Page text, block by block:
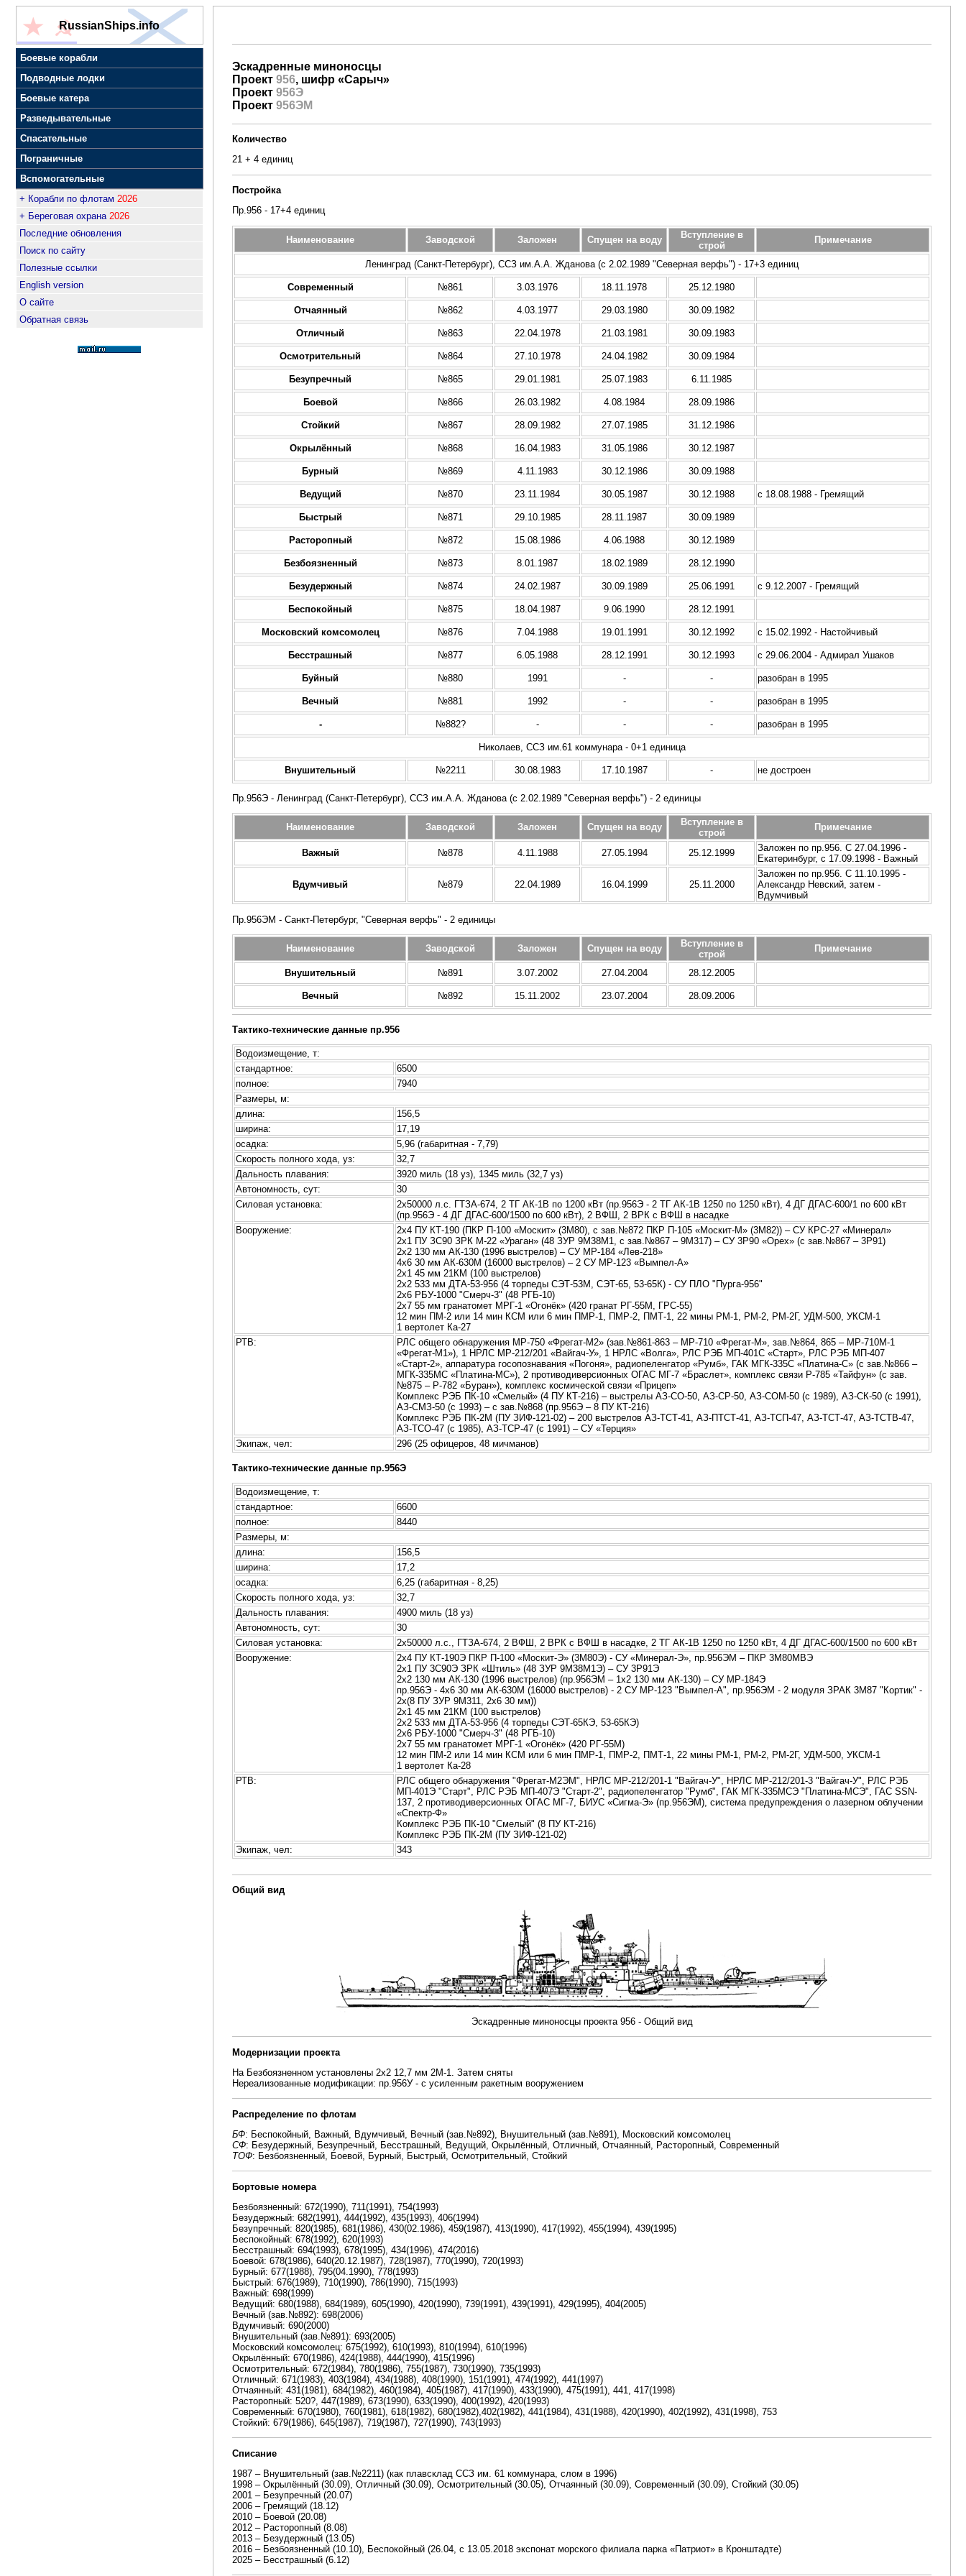
RussianShips.info
Боевые корабли
Подводные лодки
Боевые катера
Разведывательные
Спасательные
Пограничные
Вспомогательные
+ Корабли по флотам 2026
+ Береговая охрана 2026
Последние обновления
Поиск по сайту
Полезные ссылки
English version
О сайте
Обратная связь
Эскадренные миноносцы
Проект 956, шифр «Сарыч»
Проект 956Э
Проект 956ЭМ
Количество
21 + 4 единиц
Постройка
Пр.956 - 17+4 единиц
Наименование Заводской Заложен Спущен на воду
Вступление в
строй
Примечание
Ленинград (Санкт-Петербург), ССЗ им.А.А. Жданова (с 2.02.1989 "Северная верфь") - 17+3 единиц
Современный №861 3.03.1976 18.11.1978 25.12.1980
Отчаянный №862 4.03.1977 29.03.1980 30.09.1982
Отличный №863 22.04.1978 21.03.1981 30.09.1983
Осмотрительный №864 27.10.1978 24.04.1982 30.09.1984
Безупречный №865 29.01.1981 25.07.1983 6.11.1985
Боевой №866 26.03.1982 4.08.1984 28.09.1986
Стойкий №867 28.09.1982 27.07.1985 31.12.1986
Окрылённый №868 16.04.1983 31.05.1986 30.12.1987
Бурный №869 4.11.1983 30.12.1986 30.09.1988
Ведущий №870 23.11.1984 30.05.1987 30.12.1988 с 18.08.1988 - Гремящий
Быстрый №871 29.10.1985 28.11.1987 30.09.1989
Расторопный №872 15.08.1986 4.06.1988 30.12.1989
Безбоязненный №873 8.01.1987 18.02.1989 28.12.1990
Безудержный №874 24.02.1987 30.09.1989 25.06.1991 с 9.12.2007 - Гремящий
Беспокойный №875 18.04.1987 9.06.1990 28.12.1991
Московский комсомолец №876 7.04.1988 19.01.1991 30.12.1992 с 15.02.1992 - Настойчивый
Бесстрашный №877 6.05.1988 28.12.1991 30.12.1993 с 29.06.2004 - Адмирал Ушаков
Буйный №880 1991 - - разобран в 1995
Вечный №881 1992 - - разобран в 1995
- №882? - - - разобран в 1995
Николаев, ССЗ им.61 коммунара - 0+1 единица
Внушительный №2211 30.08.1983 17.10.1987 - не достроен
Пр.956Э - Ленинград (Санкт-Петербург), ССЗ им.А.А. Жданова (с 2.02.1989 "Северная верфь") - 2 единицы
Наименование Заводской Заложен Спущен на воду
Вступление в
строй
Примечание
Важный №878 4.11.1988 27.05.1994 25.12.1999
Заложен по пр.956. С 27.04.1996 -
Екатеринбург, с 17.09.1998 - Важный
Вдумчивый №879 22.04.1989 16.04.1999 25.11.2000
Заложен по пр.956. С 11.10.1995 -
Александр Невский, затем -
Вдумчивый
Пр.956ЭМ - Санкт-Петербург, "Северная верфь" - 2 единицы
Наименование Заводской Заложен Спущен на воду
Вступление в
строй
Примечание
Внушительный №891 3.07.2002 27.04.2004 28.12.2005
Вечный №892 15.11.2002 23.07.2004 28.09.2006
Тактико-технические данные пр.956
Водоизмещение, т:
стандартное:
6500
полное:
7940
Размеры, м:
длина:
156,5
ширина:
17,19
осадка:
5,96 (габаритная - 7,79)
Скорость полного хода, уз:
32,7
Дальность плавания:
3920 миль (18 уз), 1345 миль (32,7 уз)
Автономность, сут:
30
Силовая установка:
2х50000 л.с. ГТЗА-674, 2 ТГ АК-1В по 1200 кВт (пр.956Э - 2 ТГ АК-1В 1250 по 1250 кВт), 4 ДГ ДГАС-600/1 по 600 кВт
(пр.956Э - 4 ДГ ДГАС-600/1500 по 600 кВт), 2 ВФШ, 2 ВРК с ВФШ в насадке
Вооружение:
2х4 ПУ КТ-190 (ПКР П-100 «Москит» (3М80), с зав.№872 ПКР П-105 «Москит-М» (3М82)) – СУ КРС-27 «Минерал»
2х1 ПУ ЗС90 ЗРК М-22 «Ураган» (48 ЗУР 9М38М1, с зав.№867 – 9М317) – СУ 3Р90 «Орех» (с зав.№867 – 3Р91)
2х2 130 мм АК-130 (1996 выстрелов) – СУ МР-184 «Лев-218»
4х6 30 мм АК-630М (16000 выстрелов) – 2 СУ МР-123 «Вымпел-А»
2х1 45 мм 21КМ (100 выстрелов)
2х2 533 мм ДТА-53-956 (4 торпеды СЭТ-53М, СЭТ-65, 53-65К) - СУ ПЛО "Пурга-956"
2х6 РБУ-1000 "Смерч-3" (48 РГБ-10)
2х7 55 мм гранатомет МРГ-1 «Огонёк» (420 гранат РГ-55М, ГРС-55)
12 мин ПМ-2 или 14 мин КСМ или 6 мин ПМР-1, ПМР-2, ПМТ-1, 22 мины РМ-1, РМ-2, РМ-2Г, УДМ-500, УКСМ-1
1 вертолет Ка-27
РТВ:
РЛС общего обнаружения МР-750 «Фрегат-М2» (зав.№861-863 – МР-710 «Фрегат-М», зав.№864, 865 – МР-710М-1
«Фрегат-М1»), 1 НРЛС МР-212/201 «Вайгач-У», 1 НРЛС «Волга», РЛС РЭБ МП-401С «Старт», РЛС РЭБ МП-407
«Старт-2», аппаратура госопознавания «Погоня», радиопеленгатор «Румб», ГАК МГК-335С «Платина-С» (с зав.№866 –
МГК-335МС «Платина-МС»), 2 противодиверсионных ОГАС МГ-7 «Браслет», комплекс связи Р-785 «Тайфун» (с зав.
№875 – Р-782 «Буран»), комплекс космической связи «Прицеп»
Комплекс РЭБ ПК-10 «Смелый» (4 ПУ КТ-216) – выстрелы АЗ-СО-50, АЗ-СР-50, АЗ-СОМ-50 (с 1989), АЗ-СК-50 (с 1991),
АЗ-СМЗ-50 (с 1993) – с зав.№868 (пр.956Э – 8 ПУ КТ-216)
Комплекс РЭБ ПК-2М (ПУ ЗИФ-121-02) – 200 выстрелов АЗ-ТСТ-41, АЗ-ПТСТ-41, АЗ-ТСП-47, АЗ-ТСТ-47, АЗ-ТСТВ-47,
АЗ-ТСО-47 (с 1985), АЗ-ТСР-47 (с 1991) – СУ «Терция»
Экипаж, чел:
296 (25 офицеров, 48 мичманов)
Тактико-технические данные пр.956Э
Водоизмещение, т:
стандартное:
6600
полное:
8440
Размеры, м:
длина:
156,5
ширина:
17,2
осадка:
6,25 (габаритная - 8,25)
Скорость полного хода, уз:
32,7
Дальность плавания:
4900 миль (18 уз)
Автономность, сут:
30
Силовая установка:
2х50000 л.с., ГТЗА-674, 2 ВФШ, 2 ВРК с ВФШ в насадке, 2 ТГ АК-1В 1250 по 1250 кВт, 4 ДГ ДГАС-600/1500 по 600 кВт
Вооружение:
2x4 ПУ КТ-190Э ПКР П-100 «Москит-Э» (3М80Э) - СУ «Минерал-Э», пр.956ЭМ – ПКР 3М80МВЭ
2х1 ПУ 3С90Э ЗРК «Штиль» (48 ЗУР 9М38М1Э) – СУ 3Р91Э
2х2 130 мм АК-130 (1996 выстрелов) (пр.956ЭМ – 1х2 130 мм АК-130) – СУ МР-184Э
пр.956Э - 4х6 30 мм АК-630М (16000 выстрелов) - 2 СУ МР-123 "Вымпел-А", пр.956ЭМ - 2 модуля ЗРАК 3М87 "Кортик" -
2х(8 ПУ ЗУР 9М311, 2х6 30 мм))
2х1 45 мм 21КМ (100 выстрелов)
2х2 533 мм ДТА-53-956 (4 торпеды СЭТ-65КЭ, 53-65КЭ)
2х6 РБУ-1000 "Смерч-3" (48 РГБ-10)
2х7 55 мм гранатомет МРГ-1 «Огонёк» (420 РГ-55М)
12 мин ПМ-2 или 14 мин КСМ или 6 мин ПМР-1, ПМР-2, ПМТ-1, 22 мины РМ-1, РМ-2, РМ-2Г, УДМ-500, УКСМ-1
1 вертолет Ка-28
РТВ:
РЛС общего обнаружения "Фрегат-М2ЭМ", НРЛС МР-212/201-1 "Вайгач-У", НРЛС МР-212/201-3 "Вайгач-У", РЛС РЭБ
МП-401Э "Старт", РЛС РЭБ МП-407Э "Старт-2", радиопеленгатор "Румб", ГАК МГК-335МСЭ "Платина-МСЭ", ГАС SSN-
137, 2 противодиверсионных ОГАС МГ-7, БИУС «Сигма-Э» (пр.956ЭМ), система предупреждения о лазерном облучении
«Спектр-Ф»
Комплекс РЭБ ПК-10 "Смелый" (8 ПУ КТ-216)
Комплекс РЭБ ПК-2М (ПУ ЗИФ-121-02)
Экипаж, чел:
343
Общий вид
Эскадренные миноносцы проекта 956 - Общий вид
Модернизации проекта
На Безбоязненном установлены 2х2 12,7 мм 2М-1. Затем сняты
Нереализованные модификации: пр.956У - с усиленным ракетным вооружением
Распределение по флотам
БФ: Беспокойный, Важный, Вдумчивый, Вечный (зав.№892), Внушительный (зав.№891), Московский комсомолец
СФ: Безудержный, Безупречный, Бесстрашный, Ведущий, Окрылённый, Отличный, Отчаянный, Расторопный, Современный
ТОФ: Безбоязненный, Боевой, Бурный, Быстрый, Осмотрительный, Стойкий
Бортовые номера
Безбоязненный: 672(1990), 711(1991), 754(1993)
Безудержный: 682(1991), 444(1992), 435(1993), 406(1994)
Безупречный: 820(1985), 681(1986), 430(02.1986), 459(1987), 413(1990), 417(1992), 455(1994), 439(1995)
Беспокойный: 678(1992), 620(1993)
Бесстрашный: 694(1993), 678(1995), 434(1996), 474(2016)
Боевой: 678(1986), 640(20.12.1987), 728(1987), 770(1990), 720(1993)
Бурный: 677(1988), 795(04.1990), 778(1993)
Быстрый: 676(1989), 710(1990), 786(1990), 715(1993)
Важный: 698(1999)
Ведущий: 680(1988), 684(1989), 605(1990), 420(1990), 739(1991), 439(1991), 429(1995), 404(2005)
Вечный (зав.№892): 698(2006)
Вдумчивый: 690(2000)
Внушительный (зав.№891): 693(2005)
Московский комсомолец: 675(1992), 610(1993), 810(1994), 610(1996)
Окрылённый: 670(1986), 424(1988), 444(1990), 415(1996)
Осмотрительный: 672(1984), 780(1986), 755(1987), 730(1990), 735(1993)
Отличный: 671(1983), 403(1984), 434(1988), 408(1990), 151(1991), 474(1992), 441(1997)
Отчаянный: 431(1981), 684(1982), 460(1984), 405(1987), 417(1990), 433(1990), 475(1991), 441, 417(1998)
Расторопный: 520?, 447(1989), 673(1990), 633(1990), 400(1992), 420(1993)
Современный: 670(1980), 760(1981), 618(1982), 680(1982),402(1982), 441(1984), 431(1988), 420(1990), 402(1992), 431(1998), 753
Стойкий: 679(1986), 645(1987), 719(1987), 727(1990), 743(1993)
Списание
1987 – Внушительный (зав.№2211) (как плавсклад ССЗ им. 61 коммунара, слом в 1996)
1998 – Окрылённый (30.09), Отличный (30.09), Осмотрительный (30.05), Отчаянный (30.09), Современный (30.09), Стойкий (30.05)
2001 – Безупречный (20.07)
2006 – Гремящий (18.12)
2010 – Боевой (20.08)
2012 – Расторопный (8.08)
2013 – Безудержный (13.05)
2016 – Безбоязненный (10.10), Беспокойный (26.04, с 13.05.2018 экспонат морского филиала парка «Патриот» в Кронштадте)
2025 – Бесстрашный (6.12)